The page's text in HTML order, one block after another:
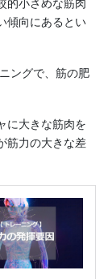
的小さめな筋肉
傾向にあるとい
ングで、筋の肥
に大きな筋肉を
筋力の大きな差